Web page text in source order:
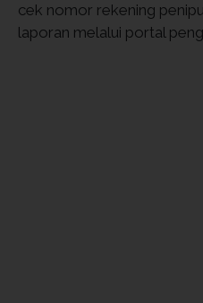
cek nomor rekening
laporan melalui portal